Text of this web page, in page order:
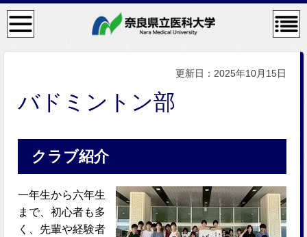
検
索・
メニ
コン
テン
ニュ
ー
更新日：2025年10月15日
バドミントン部
クラブ紹介
一年生から六年生
まで、初心者も多
く、先輩や経験者